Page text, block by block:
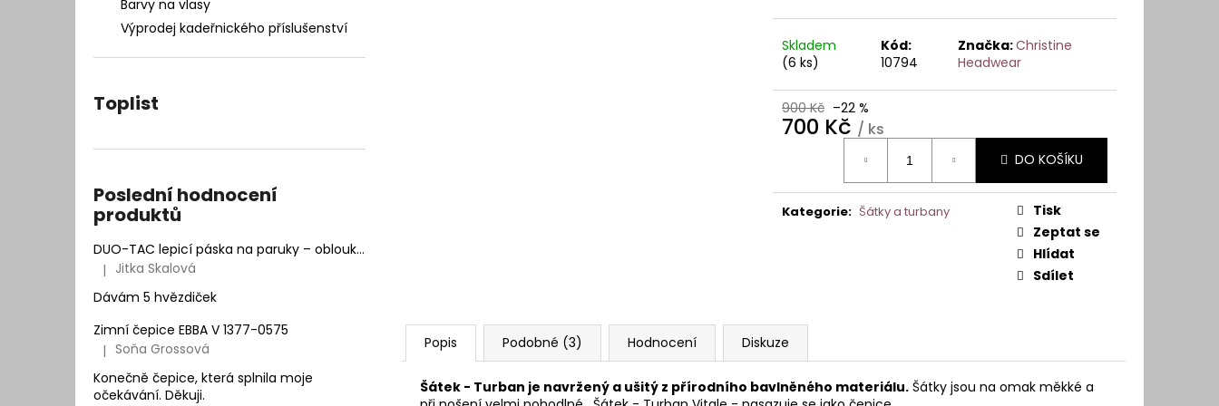
Barvy na vlasy
Výprodej kadeřnického příslušenství
Toplist
Poslední hodnocení
produktů
DUO-TAC lepicí páska na paruky – oblouk | Natur Hair
Hodnocení produktu je 5 z 5 hvězdiček.
| Jitka Skalová
Dávám 5 hvězdiček
Zimní čepice EBBA V 1377-0575
Hodnocení produktu je 5 z 5 hvězdiček.
| Soňa Grossová
Konečně čepice, která splnila moje
očekávání. Děkuji.
Skladem
(6 ks)
Kód:
10794
Značka:Christine
Headwear
900 Kč –22 %
700 Kč / ks
DO KOŠÍKU
Kategorie: Šátky a turbany
Tisk
Zeptat se
Hlídat
Sdílet
Popis Podobné (3) Hodnocení Diskuze
Šátek - Turban je navržený a ušitý z přírodního bavlněného materiálu. Šátky jsou na omak měkké a
7 400 Kč
Původně: 9 990 Kč